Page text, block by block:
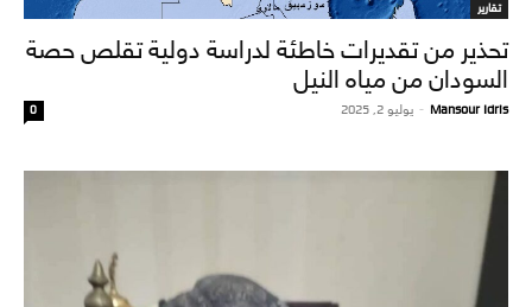
تقارير
تحذير من تقديرات خاطئة لدراسة دولية تقلص حصة
السودان من مياه النيل
Mansour Idris
- يوليو 2, 2025 0